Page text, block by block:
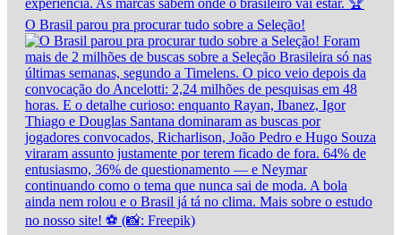
O Brasil parou pra procurar tudo sobre a Seleção!